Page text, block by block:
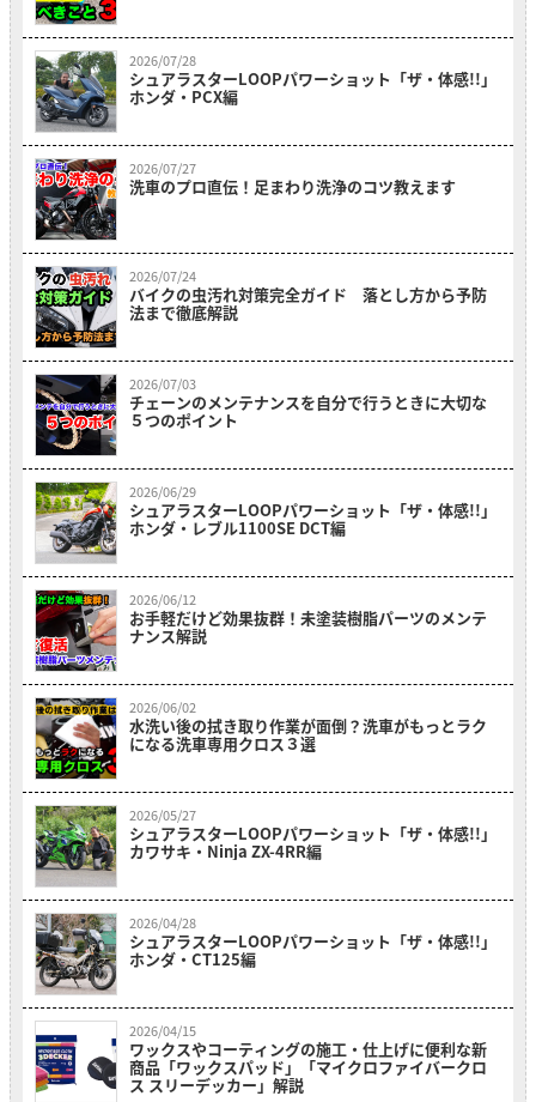
2026/07/28
シュアラスターLOOPパワーショット「ザ・体感!!」
ホンダ・PCX編
2026/07/27
洗車のプロ直伝！足まわり洗浄のコツ教えます
2026/07/24
バイクの虫汚れ対策完全ガイド 落とし方から予防
法まで徹底解説
2026/07/03
チェーンのメンテナンスを自分で行うときに大切な
５つのポイント
2026/06/29
シュアラスターLOOPパワーショット「ザ・体感!!」
ホンダ・レブル1100SE DCT編
2026/06/12
お手軽だけど効果抜群！未塗装樹脂パーツのメンテ
ナンス解説
2026/06/02
水洗い後の拭き取り作業が面倒？洗車がもっとラク
になる洗車専用クロス３選
2026/05/27
シュアラスターLOOPパワーショット「ザ・体感!!」
カワサキ・Ninja ZX-4RR編
2026/04/28
シュアラスターLOOPパワーショット「ザ・体感!!」
ホンダ・CT125編
2026/04/15
ワックスやコーティングの施工・仕上げに便利な新
商品「ワックスパッド」「マイクロファイバークロ
ス スリーデッカー」解説